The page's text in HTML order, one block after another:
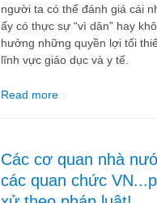
người ta có thể đánh giá cái
ấy có thực sự “vì dân” hay
hưởng những quyền lợi tối
lĩnh vực giáo dục và y tế.
Read more
Các cơ quan nhà
các quan chức